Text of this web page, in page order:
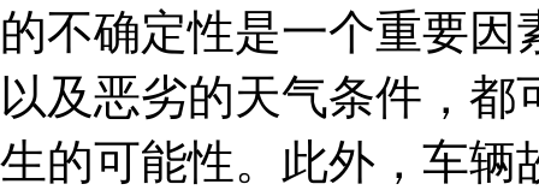
的不确定性是一个重要
以及恶劣的天气条件，
生的可能性。此外，车辆